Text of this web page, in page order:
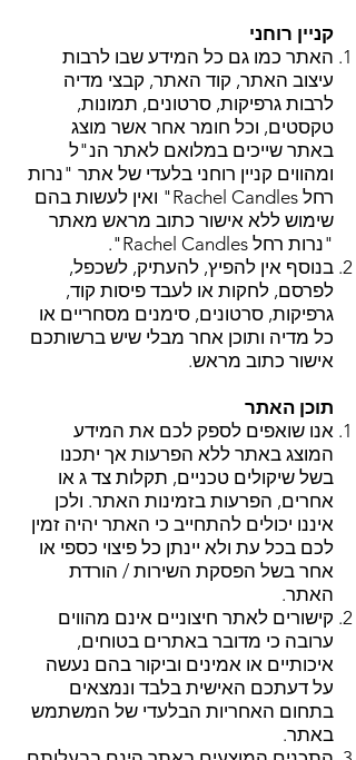
קניין רוחני
האתר כמו גם כל המידע שבו לרבות
עיצוב האתר, קוד האתר, קבצי מדיה
לרבות גרפיקות, סרטונים, תמונות,
טקסטים, וכל חומר אחר אשר מוצג
באתר שייכים במלואם לאתר הנ"ל
ומהווים קניין רוחני בלעדי של אתר "נרות
רחל Rachel Candles" ואין לעשות בהם
שימוש ללא אישור כתוב מראש מאתר
"נרות רחל Rachel Candles".
בנוסף אין להפיץ, להעתיק, לשכפל,
לפרסם, לחקות או לעבד פיסות קוד,
גרפיקות, סרטונים, סימנים מסחריים או
כל מדיה ותוכן אחר מבלי שיש ברשותכם
אישור כתוב מראש.
תוכן האתר
אנו שואפים לספק לכם את המידע
המוצג באתר ללא הפרעות אך יתכנו
בשל שיקולים טכניים, תקלות צד ג או
אחרים, הפרעות בזמינות האתר. ולכן
איננו יכולים להתחייב כי האתר יהיה זמין
לכם בכל עת ולא יינתן כל פיצוי כספי או
אחר בשל הפסקת השירות / הורדת
האתר.
קישורים לאתר חיצוניים אינם מהווים
ערובה כי מדובר באתרים בטוחים,
איכותיים או אמינים וביקור בהם נעשה
על דעתכם האישית בלבד ונמצאים
בתחום האחריות הבלעדי של המשתמש
באתר.